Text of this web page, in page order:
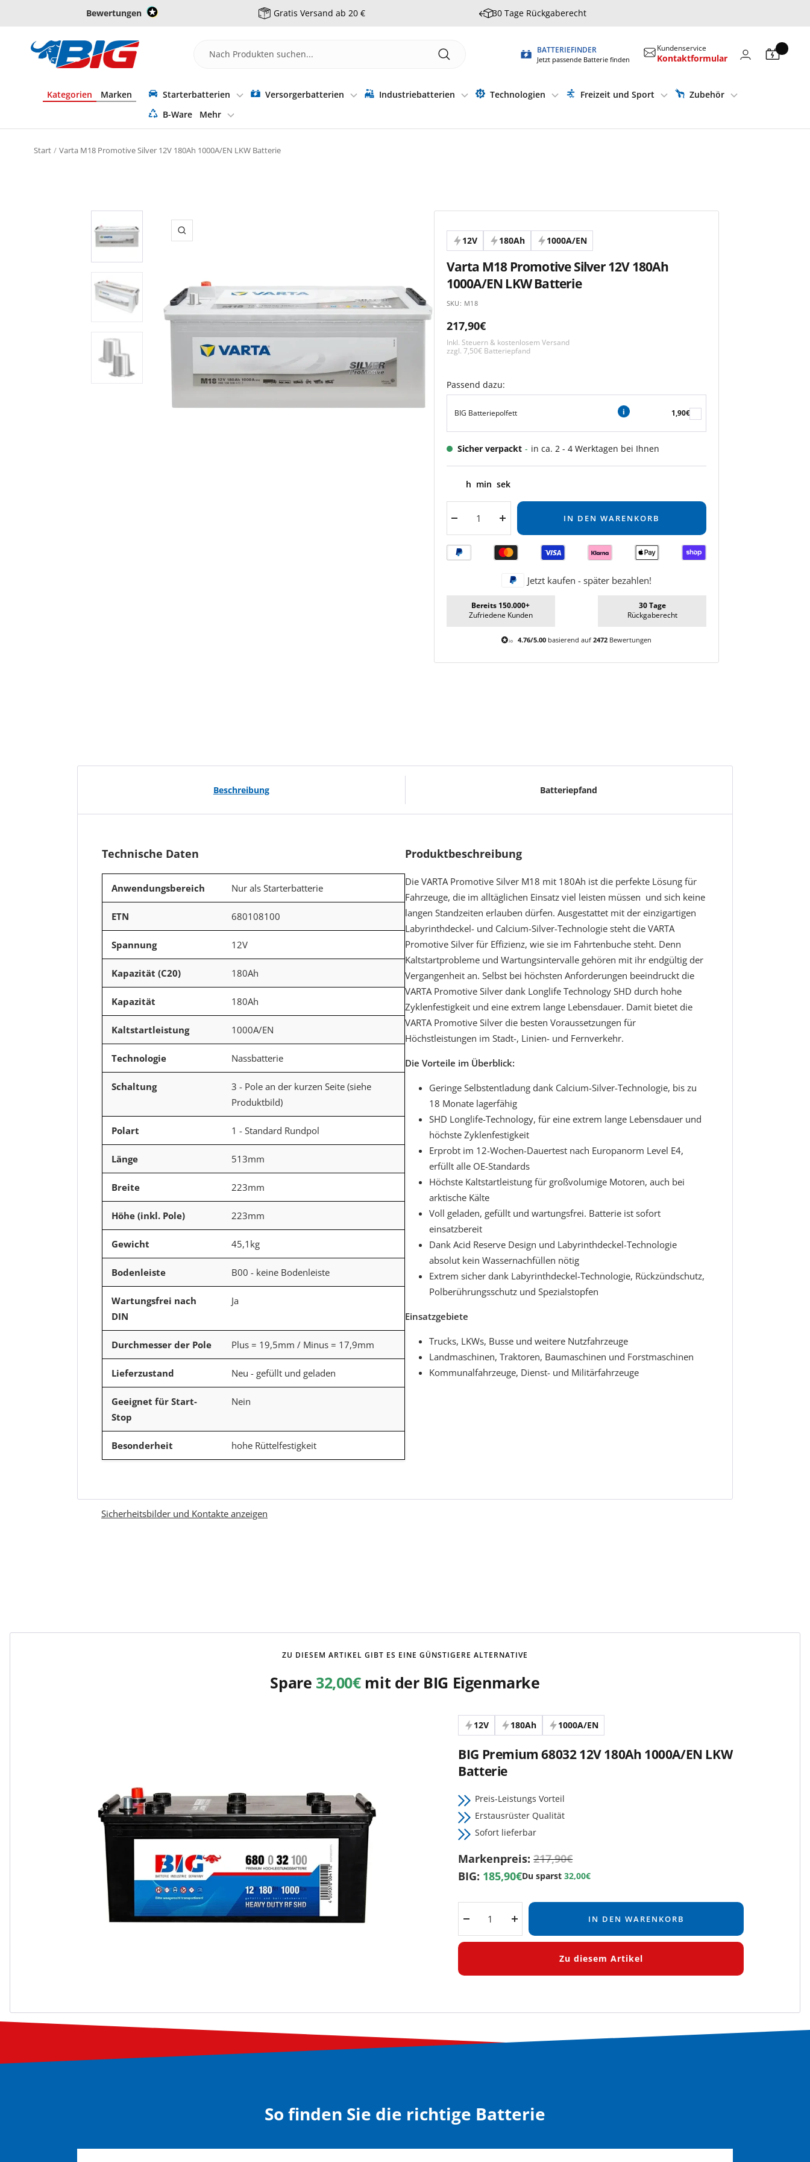
Bewertungen Gratis Versand ab 20 € 30 Tage Rückgaberecht
Batterie-
Industrie-
BATTERIEFINDER
Jetzt passende Batterie finden
Kundenservice
Kontaktformular
Kategorien Marken Starterbatterien Versorgerbatterien Industriebatterien Technologien Freizeit und Sport
Zubehör
B-Ware
Mehr
Start Varta M18 Promotive Silver 12V 180Ah 1000A/EN LKW Batterie
Zoom 12V 180Ah 1000A/EN
Varta M18 Promotive Silver 12V 180Ah
1000A/EN LKW Batterie
SKU: M18
Angebotspreis
217,90€
Inkl. Steuern & kostenlosem Versand
zzgl. 7,50€ Batteriepfand
Passend dazu:
BIG Batteriepolfett 1,90€
Sicher verpackt - in ca. 2 - 4 Werktagen bei Ihnen
h min sek
Menge
Menge
IN DEN WARENKORB
Jetzt kaufen - später bezahlen!
Bereits 150.000+
Zufriedene Kunden
30 Tage
Rückgaberecht
4.76/5.00basierend auf 2472Bewertungen
Beschreibung Batteriepfand
Technische Daten
Anwendungsbereich Nur als Starterbatterie
ETN 680108100
Spannung 12V
Kapazität (C20) 180Ah
Kapazität 180Ah
Kaltstartleistung 1000A/EN
Technologie Nassbatterie
Schaltung
3 - Pole an der kurzen Seite (siehe
Produktbild)
Polart 1 - Standard Rundpol
Länge 513mm
Breite 223mm
Höhe (inkl. Pole) 223mm
Gewicht 45,1kg
Bodenleiste B00 - keine Bodenleiste
Wartungsfrei nach
DIN
Ja
Durchmesser der Pole Plus = 19,5mm / Minus = 17,9mm
Lieferzustand Neu - gefüllt und geladen
Geeignet für Start-
Stop
Nein
Besonderheit hohe Rüttelfestigkeit
Produktbeschreibung
Die VARTA Promotive Silver M18 mit 180Ah ist die perfekte Lösung für
Fahrzeuge, die im alltäglichen Einsatz viel leisten müssen  und sich keine
langen Standzeiten erlauben dürfen. Ausgestattet mit der einzigartigen
Labyrinthdeckel- und Calcium-Silver-Technologie steht die VARTA
Promotive Silver für Effizienz, wie sie im Fahrtenbuche steht. Denn
Kaltstartprobleme und Wartungsintervalle gehören mit ihr endgültig der
Vergangenheit an. Selbst bei höchsten Anforderungen beeindruckt die
VARTA Promotive Silver dank Longlife Technology SHD durch hohe
Zyklenfestigkeit und eine extrem lange Lebensdauer. Damit bietet die
VARTA Promotive Silver die besten Voraussetzungen für
Höchstleistungen im Stadt-, Linien- und Fernverkehr.
Die Vorteile im Überblick:
Geringe Selbstentladung dank Calcium-Silver-Technologie, bis zu
18 Monate lagerfähig
SHD Longlife-Technology, für eine extrem lange Lebensdauer und
höchste Zyklenfestigkeit
Erprobt im 12-Wochen-Dauertest nach Europanorm Level E4,
erfüllt alle OE-Standards
Höchste Kaltstartleistung für großvolumige Motoren, auch bei
arktische Kälte
Voll geladen, gefüllt und wartungsfrei. Batterie ist sofort
einsatzbereit
Dank Acid Reserve Design und Labyrinthdeckel-Technologie
absolut kein Wassernachfüllen nötig
Extrem sicher dank Labyrinthdeckel-Technologie, Rückzündschutz,
Polberührungsschutz und Spezialstopfen
Einsatzgebiete
Trucks, LKWs, Busse und weitere Nutzfahrzeuge
Landmaschinen, Traktoren, Baumaschinen und Forstmaschinen
Kommunalfahrzeuge, Dienst- und Militärfahrzeuge
Sicherheitsbilder und Kontakte anzeigen
ZU DIESEM ARTIKEL GIBT ES EINE GÜNSTIGERE ALTERNATIVE
Spare 32,00€mit der BIG Eigenmarke
12V 180Ah 1000A/EN
BIG Premium 68032 12V 180Ah 1000A/EN LKW
Batterie
Preis-Leistungs Vorteil
Erstausrüster Qualität
Sofort lieferbar
Markenpreis:217,90€
BIG: 185,90€Du sparst32,00€
Menge
verringern
Menge
erhöhen
IN DEN WARENKORB
Zu diesem Artikel
So finden Sie die richtige Batterie